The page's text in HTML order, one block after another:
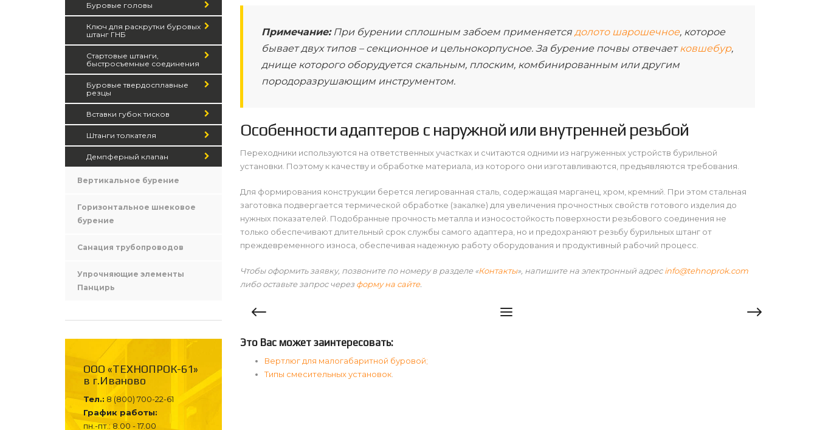
Примечание:При бурении сплошным забоем применяется долото шарошечное, которое
бывает двух типов – секционное и цельнокорпусное. За бурение почвы отвечает ковшебур,
днище которого оборудуется скальным, плоским, комбинированным или другим
породоразрушающим инструментом.
Особенности адаптеров с наружной или внутренней резьбой
Переходники используются на ответственных участках и считаются одними из нагруженных устройств бурильной
установки. Поэтому к качеству и обработке материала, из которого они изготавливаются, предъявляются требования.
Для формирования конструкции берется легированная сталь, содержащая марганец, хром, кремний. При этом стальная
заготовка подвергается термической обработке (закалке) для увеличения прочностных свойств готового изделия до
нужных показателей. Подобранные прочность металла и износостойкость поверхности резьбового соединения не
только обеспечивают длительный срок службы самого адаптера, но и предохраняют резьбу бурильных штанг от
преждевременного износа, обеспечивая надежную работу оборудования и продуктивный рабочий процесс.
Чтобы оформить заявку, позвоните по номеру в разделе «Контакты», напишите на электронный адресinfo@tehnoprok.com
либо оставьте запрос черезформу на сайте.
Это Вас может заинтересовать:
Вертлюг для малогабаритной буровой;
Типы смесительных установок.
Буровые головы
Ключ для раскрутки буровых
штанг ГНБ
Стартовые штанги,
быстросъемные соединения
Буровые твердосплавные
резцы
Вставки губок тисков
Штанги толкателя
Демпферный клапан
Вертикальное бурение
Горизонтальное шнековое
бурение
Санация трубопроводов
Упрочняющие элементы
Панцирь
ООО «ТЕХНОПРОК-61»
в г.Иваново
Тел.: 8 (800) 700-22-61
График работы:
пн.-пт.: 8.00 - 17.00